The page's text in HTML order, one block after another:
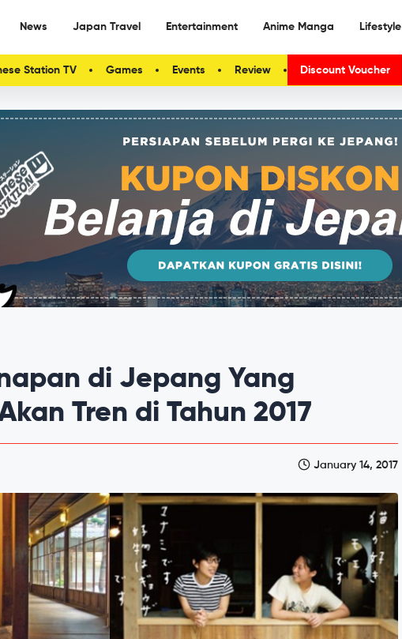
News Japan Travel Entertainment Anime Manga Lifestyle
Station TV Games Events Review Discount Voucher
di Jepang Yang
Tren di Tahun 2017
January 14, 2017